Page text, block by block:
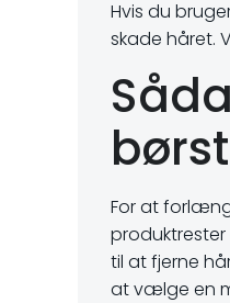
Hvis du
skade håret.
For at
til at fjerne
at vælge en